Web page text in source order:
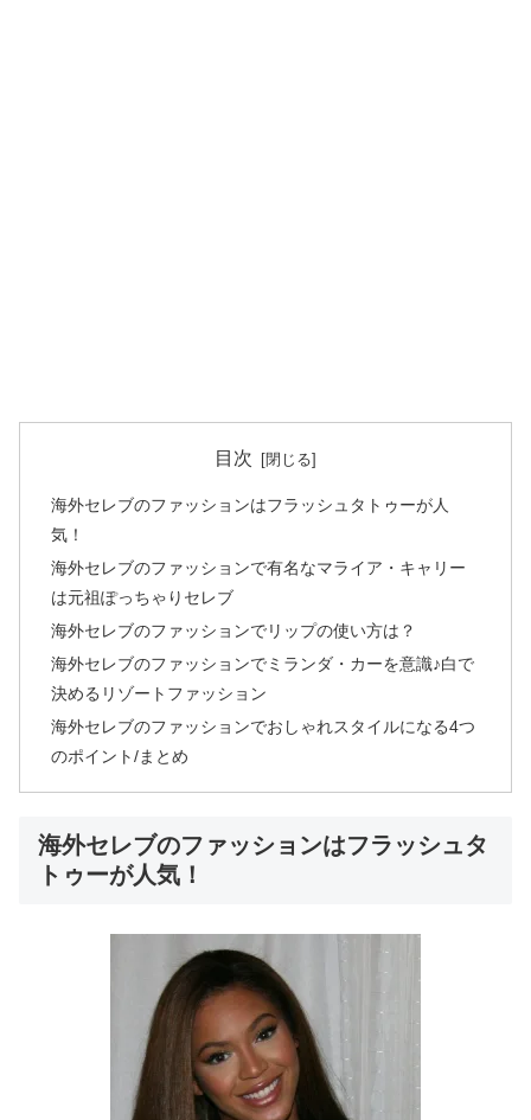
目次
海外セレブのファッションはフラッシュタトゥーが人
気！
海外セレブのファッションで有名なマライア・キャリー
は元祖ぽっちゃりセレブ
海外セレブのファッションでリップの使い方は？
海外セレブのファッションでミランダ・カーを意識♪白で
決めるリゾートファッション
海外セレブのファッションでおしゃれスタイルになる4つ
のポイント/まとめ
海外セレブのファッションはフラッシュタ
トゥーが人気！